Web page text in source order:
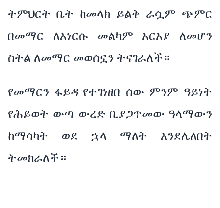
ትምህርት ቤት ከመላክ ይልቅ ራሷም ጭምር
በመማር ለእነርሱ መልካም አርአያ ለመሆን
ስትል ለመማር መወሰኗን ትናገራለች።
የመማርን ፋይዳ የተገነዘበ ሰው ምንም ዓይነት
የሕይወት ውጣ ውረድ ቢያጋጥመው ዓላማውን
ከማሳካት ወደ ኋላ ማለት እንደሌለበት
ትመክራለች።